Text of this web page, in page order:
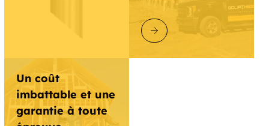
DÉCOUVRIR GOLIATHTECH
Un coût
imbattable et une
garantie à toute